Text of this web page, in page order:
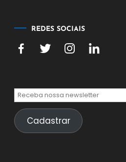
2026
REDES SOCIAIS
Cadastrar